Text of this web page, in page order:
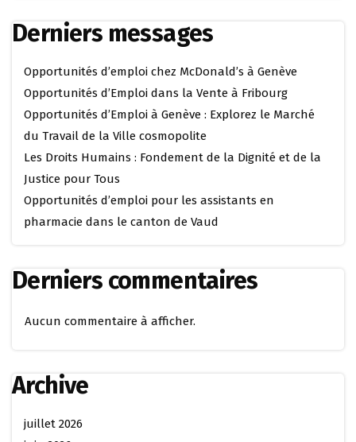
Derniers messages
Opportunités d’emploi chez McDonald’s à Genève
Opportunités d’Emploi dans la Vente à Fribourg
Opportunités d’Emploi à Genève : Explorez le Marché
du Travail de la Ville cosmopolite
Les Droits Humains : Fondement de la Dignité et de la
Justice pour Tous
Opportunités d’emploi pour les assistants en
pharmacie dans le canton de Vaud
Derniers commentaires
Aucun commentaire à afficher.
Archive
juillet 2026